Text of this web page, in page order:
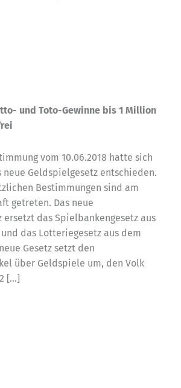
und Toto-Gewinne bis 1 Million
vom 10.06.2018 hatte sich
neue Geldspielgesetz entschieden.
Bestimmungen sind am
getreten. Das neue
ersetzt das Spielbankengesetz aus
und das Lotteriegesetz aus dem
Gesetz setzt den
über Geldspiele um, den Volk
[…]